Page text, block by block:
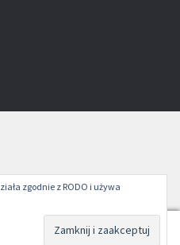
0
zgodnie z RODO i używa